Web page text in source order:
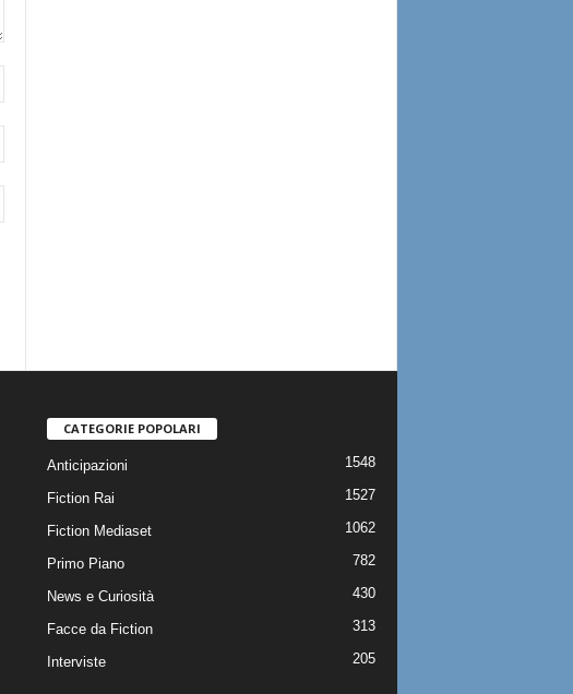
CATEGORIE POPOLARI
Anticipazioni 1548
Fiction Rai 1527
Fiction Mediaset 1062
Primo Piano 782
News e Curiosità 430
Facce da Fiction 313
Interviste 205